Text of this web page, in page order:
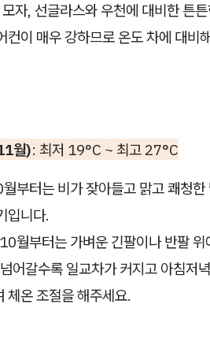
자, 선글라스와 우천에 대비한 튼
컨이 매우 강하므로 온도 차에 대비
월): 최저 19°C ~ 최고 27°C
부터는 비가 잦아들고 맑고 쾌청
입니다.
10월부터는 가벼운 긴팔이나 반팔
어갈수록 일교차가 커지고 아침저
체온 조절을 해주세요.